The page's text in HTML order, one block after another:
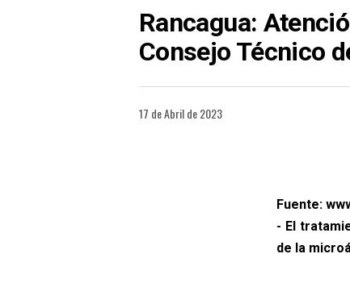
Rancagua:
Consejo Técnico
17 de Abril de 2023
Fuente:
- El
de la